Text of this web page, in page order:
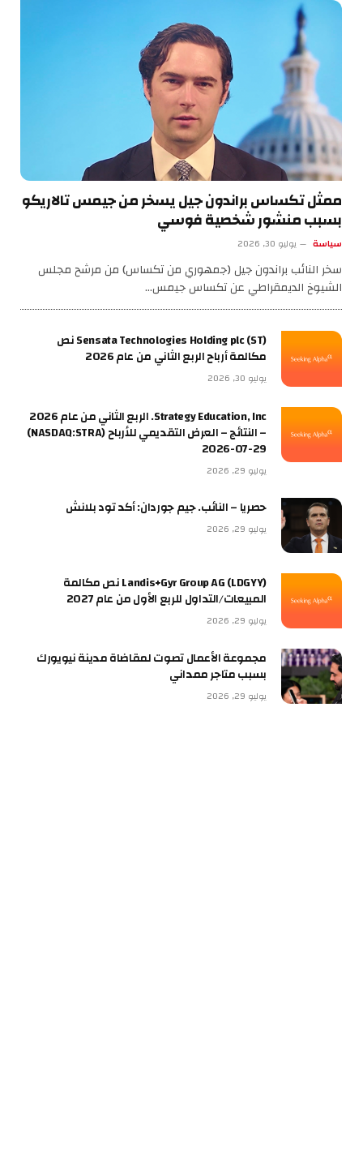
ممثل تكساس براندون جيل يسخر من جيمس تالاريكو
بسبب منشور شخصية فوسي
سياسة يوليو 30, 2026
سخر النائب براندون جيل (جمهوري من تكساس) من مرشح مجلس
الشيوخ الديمقراطي عن تكساس جيمس…
Sensata Technologies Holding plc (ST) نص
مكالمة أرباح الربع الثاني من عام 2026
يوليو 30, 2026
Strategy Education, Inc. الربع الثاني من عام 2026
– النتائج – العرض التقديمي للأرباح (NASDAQ:STRA)
2026-07-29
يوليو 29, 2026
حصريا – النائب. جيم جوردان: أكد تود بلانش
يوليو 29, 2026
Landis+Gyr Group AG (LDGYY) نص مكالمة
المبيعات/التداول للربع الأول من عام 2027
يوليو 29, 2026
مجموعة الأعمال تصوت لمقاضاة مدينة نيويورك
بسبب متاجر ممداني
يوليو 29, 2026